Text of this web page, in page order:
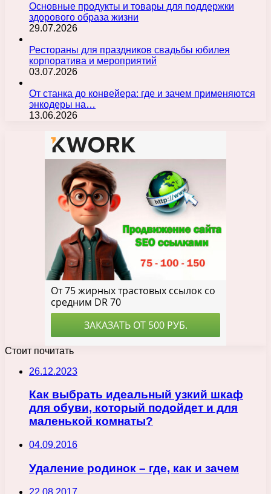
Основные продукты и товары для поддержки
здорового образа жизни
29.07.2026
Рестораны для праздников свадьбы юбилея
корпоратива и мероприятий
03.07.2026
От станка до конвейера: где и зачем применяются
энкодеры на…
13.06.2026
Стоит почитать
26.12.2023
Как выбрать идеальный узкий шкаф
для обуви, который подойдет и для
маленькой комнаты?
04.09.2016
Удаление родинок – где, как и зачем
22.08.2017